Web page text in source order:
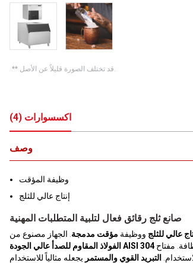
** قد تختلف الصورة قليلاً عن الأصل.
اكسسوارات (
4
)
وصف
وظيفة المؤقت
إنتاج عالي للثلج
صانع ثلج رقائق فعال لتلبية المتطلبات المهنية
عالي للثلج ووظيفة مؤقت مدمجة . الجهاز مصنوع من
الفولاذ المقاوم للصدأ عالي الجودة AISI 304مما يضمن المتانة والنظافة. مفتاح
التبريد القوي والمستمر يجعله مثالياً للاستخدام